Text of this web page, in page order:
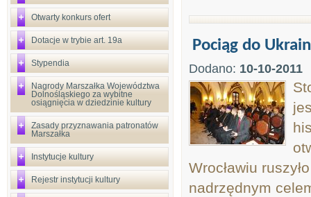
Otwarty konkurs ofert
Dotacje w trybie art. 19a
Stypendia
Nagrody Marszałka Województwa
Dolnośląskiego za wybitne
osiągnięcia w dziedzinie kultury
Zasady przyznawania patronatów
Marszałka
Instytucje kultury
Rejestr instytucji kultury
Pociąg do
Dodano: 10-10-2011
Wrocławiu
nadrzędnym